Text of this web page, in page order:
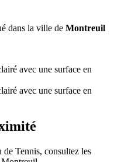
dans la ville de Montreuil
avec une surface en
avec une surface en
de Tennis, consultez les